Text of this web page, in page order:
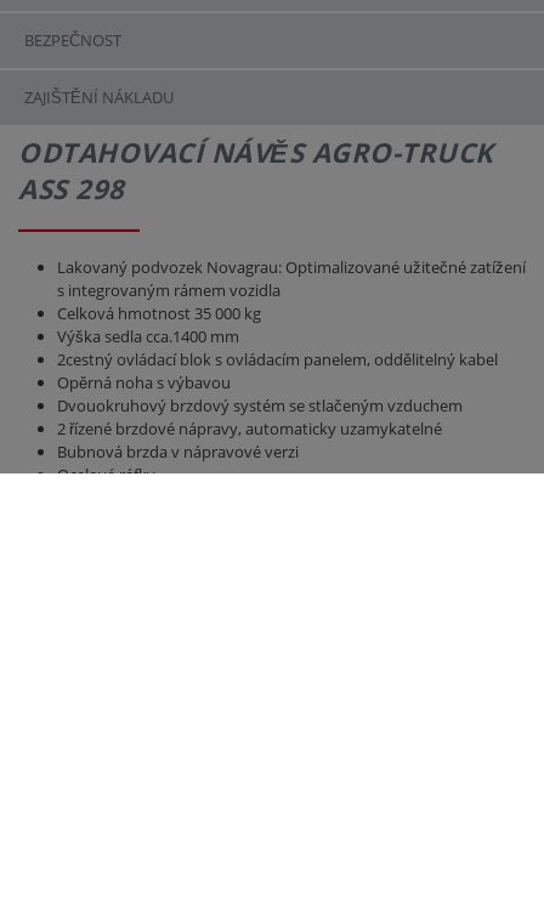
BEZPEČNOST
ZAJIŠTĚNÍ NÁKLADU
ODTAHOVACÍ NÁVĚS AGRO-TRUCK
ASS 298
Lakovaný podvozek Novagrau: Optimalizované užitečné zatížení
s integrovaným rámem vozidla
Celková hmotnost 35 000 kg
Výška sedla cca.1400 mm
2cestný ovládací blok s ovládacím panelem, oddělitelný kabel
Opěrná noha s výbavou
Dvouokruhový brzdový systém se stlačeným vzduchem
2 řízené brzdové nápravy, automaticky uzamykatelné
Bubnová brzda v nápravové verzi
Ocelové ráfky